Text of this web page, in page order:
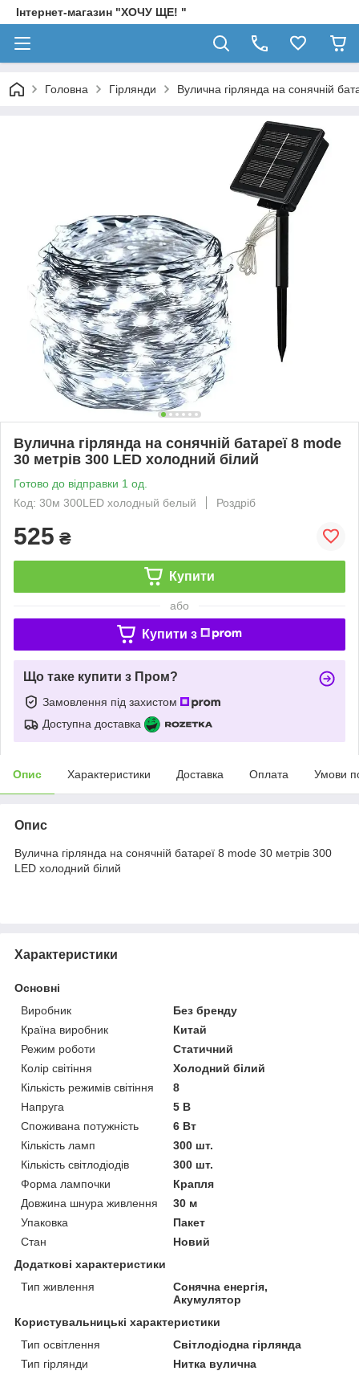
Інтернет-магазин "ХОЧУ ЩЕ! "
Головна Гірлянди Вулична гірлянда на сонячній
Вулична гірлянда на сонячній батареї 8 mode
30 метрів 300 LED холодний білий
Готово до відправки 1 од.
Код: 30м 300LED холодный белый
Роздріб
525 ₴
Купити
або
Купити з
Що таке купити з Пром?
Замовлення під захистом
Доступна доставка
Опис Характеристики Доставка Оплата Умови
Опис
Вулична гірлянда на сонячній батареї 8 mode 30 метрів 300
LED холодний білий
Характеристики
Основні
Виробник
Без бренду
Країна виробник
Китай
Режим роботи
Статичний
Колір світіння
Холодний білий
Кількість режимів світіння
8
Напруга
5 В
Споживана потужність
6 Вт
Кількість ламп
300 шт.
Кількість світлодіодів
300 шт.
Форма лампочки
Крапля
Довжина шнура живлення
30 м
Упаковка
Пакет
Стан
Новий
Додаткові характеристики
Тип живлення
Сонячна енергія,
Акумулятор
Користувальницькі характеристики
Тип освітлення
Світлодіодна гірлянда
Тип гірлянди
Нитка вулична